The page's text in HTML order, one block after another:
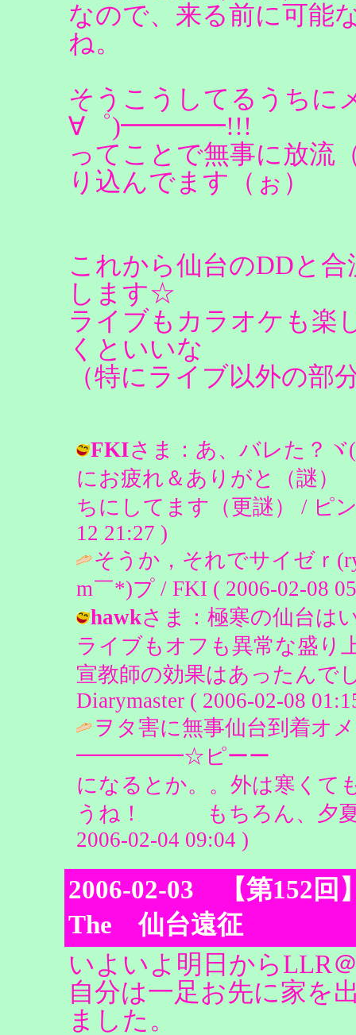
なので、来る前に可能
ね。
そうこうしてるうち
∀゜)━━━━!!!
ってことで無事に放流
り込んでます（ぉ）
これから仙台のDDと
します☆
ライブもカラオケも楽
くといいな
（特にライブ以外の部
FKIさま：あ、バレた？
にお疲れ＆ありがと（謎
ちにしてます（更謎） / ピ
12 21:27 )
そうか，それでサイゼｒ
m￣*)プ / FKI ( 2006-02-08
hawkさま：極寒の仙台は
ライブもオフも異常な盛
宣教師の効果はあったんで
Diarymaster ( 2006-02-08
ヲタ害に無事仙台到着
━━━━━☆ピーー
になるとか。。外は寒くて
うね！ もちろん、夕夏
2006-02-04 09:04 )
2006-02-03 【第152回
The 仙台遠征
いよいよ明日からLLR
自分は一足お先に家を
ました。